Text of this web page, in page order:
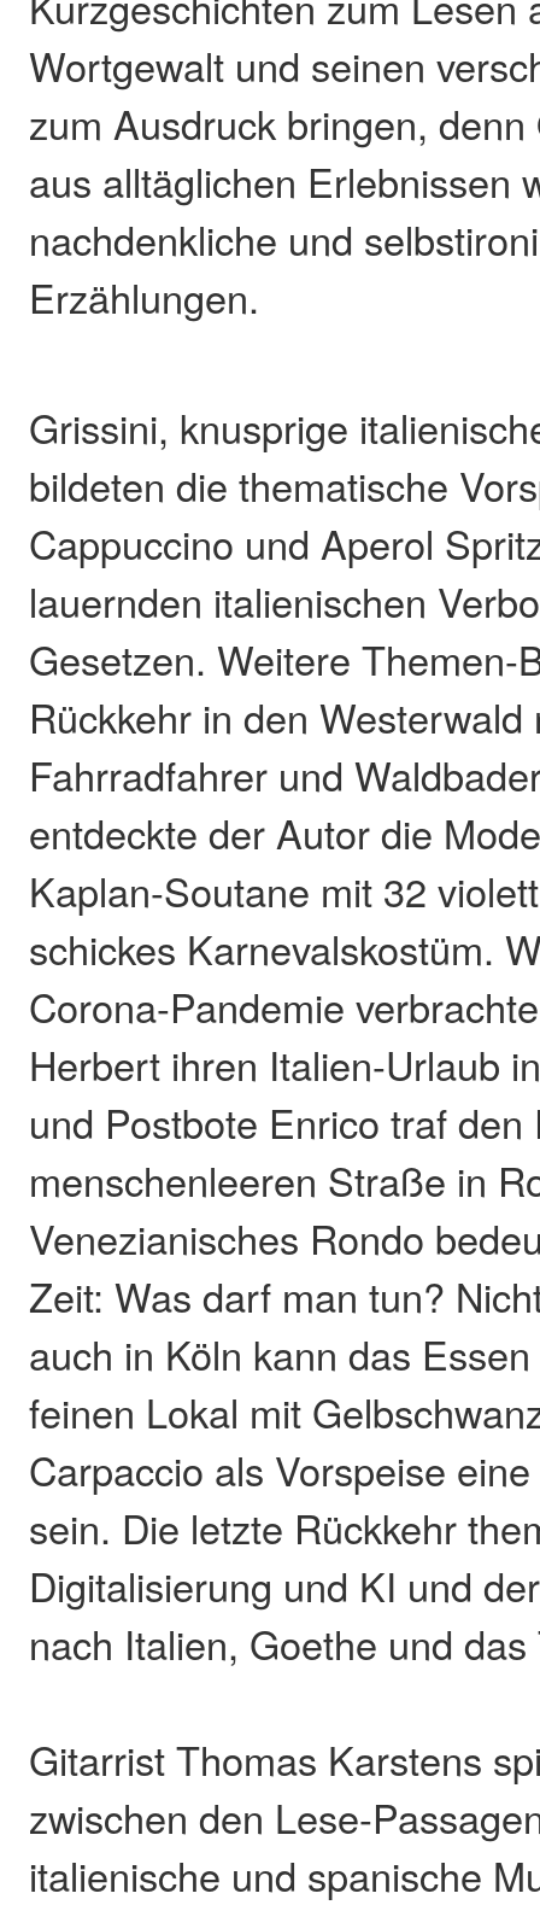
Wortgewalt und seinen
zum Ausdruck bringen,
aus alltäglichen Erlebnissen
nachdenkliche und
Erzählungen.
Grissini, knusprige
bildeten die thematische
Cappuccino und Aperol
lauernden italienischen
Gesetzen. Weitere Themen-
Rückkehr in den
Fahrradfahrer und
entdeckte der Autor die
Kaplan-Soutane mit 32
schickes Karnevalskostüm.
Corona-Pandemie
Herbert ihren Italien-Urlaub
und Postbote Enrico traf den
menschenleeren Straße in
Venezianisches Rondo
Zeit: Was darf man tun?
auch in Köln kann das
feinen Lokal mit
Carpaccio als Vorspeise
sein. Die letzte Rückkehr
Digitalisierung und KI und
nach Italien, Goethe und
Gitarrist Thomas Karstens
zwischen den Lese-
italienische und spanische